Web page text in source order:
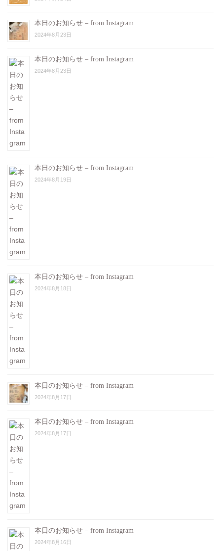
本日のお知らせ – from Instagram
2024年8月23日
本日のお知らせ – from Instagram
2024年8月23日
本日のお知らせ – from Instagram
2024年8月19日
本日のお知らせ – from Instagram
2024年8月18日
本日のお知らせ – from Instagram
2024年8月17日
本日のお知らせ – from Instagram
2024年8月17日
本日のお知らせ – from Instagram
2024年8月16日